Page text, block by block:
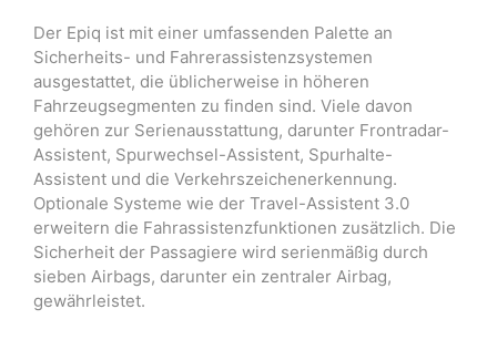
Der Epiq ist mit einer umfassenden Palette an
Sicherheits- und Fahrerassistenzsystemen
ausgestattet, die üblicherweise in höheren
Fahrzeugsegmenten zu finden sind. Viele davon
gehören zur Serienausstattung, darunter Frontradar-
Assistent, Spurwechsel-Assistent, Spurhalte-
Assistent und die Verkehrszeichenerkennung.
Optionale Systeme wie der Travel-Assistent 3.0
erweitern die Fahrassistenzfunktionen zusätzlich. Die
Sicherheit der Passagiere wird serienmäßig durch
sieben Airbags, darunter ein zentraler Airbag,
gewährleistet.